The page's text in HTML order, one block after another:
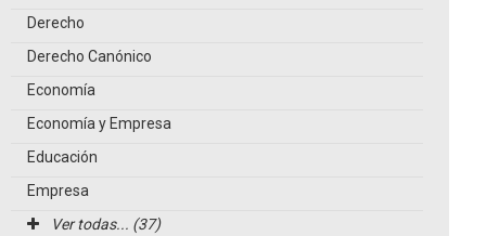
Derecho
Derecho Canónico
Economía
Economía y Empresa
Educación
Empresa
Ver todas... (37)